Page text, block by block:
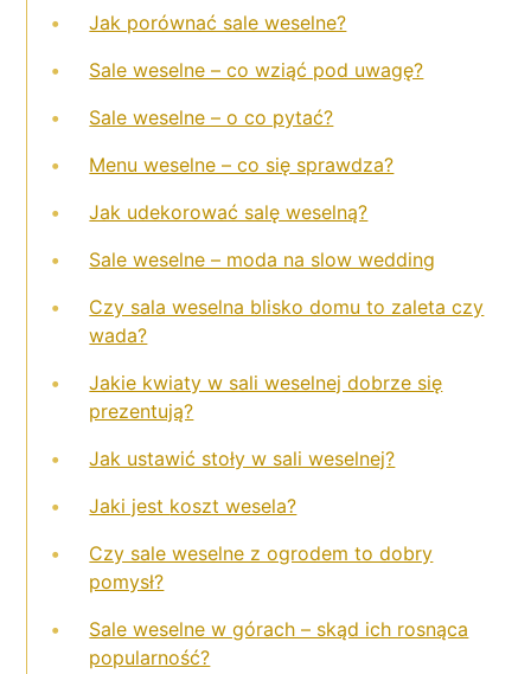
Jak porównać sale weselne?
Sale weselne – co wziąć pod uwagę?
Sale weselne – o co pytać?
Menu weselne – co się sprawdza?
Jak udekorować salę weselną?
Sale weselne – moda na slow wedding
Czy sala weselna blisko domu to zaleta czy
wada?
Jakie kwiaty w sali weselnej dobrze się
prezentują?
Jak ustawić stoły w sali weselnej?
Jaki jest koszt wesela?
Czy sale weselne z ogrodem to dobry
pomysł?
Sale weselne w górach – skąd ich rosnąca
popularność?